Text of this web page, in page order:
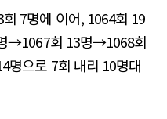
7명에 이어, 1064회 19
→1067회 13명→1068회
으로 7회 내리 10명대